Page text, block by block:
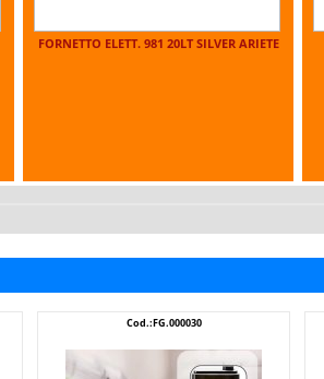
FORNETTO ELETT. 981 20LT SILVER ARIETE
Cod.:FG.000030